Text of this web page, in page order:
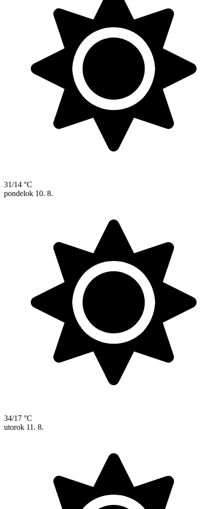
31/14 °C
pondelok 10. 8.
34/17 °C
utorok 11. 8.